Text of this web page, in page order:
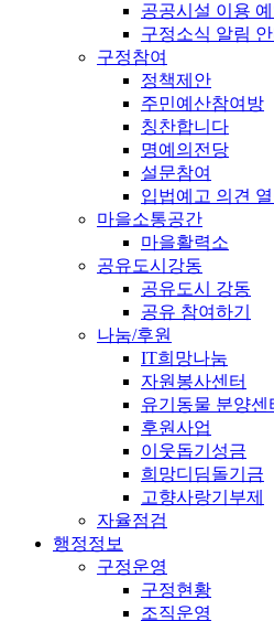
공공시설 이용
구정소식 알림 안
구정참여
정책제안
주민예산참여방
칭찬합니다
명예의전당
설문참여
입법예고 의견
마을소통공간
마을활력소
공유도시강동
공유도시 강동
공유 참여하기
나눔/후원
IT희망나눔
자원봉사센터
유기동물 분양센
후원사업
이웃돕기성금
희망디딤돌기금
고향사랑기부제
자율점검
행정정보
구정운영
구정현황
조직운영